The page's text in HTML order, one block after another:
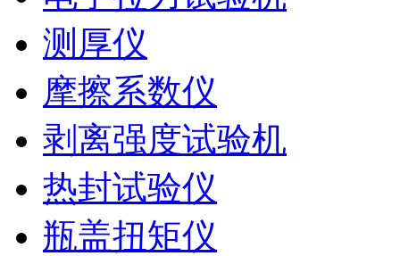
测厚仪
摩擦系数仪
剥离强度试验机
热封试验仪
瓶盖扭矩仪